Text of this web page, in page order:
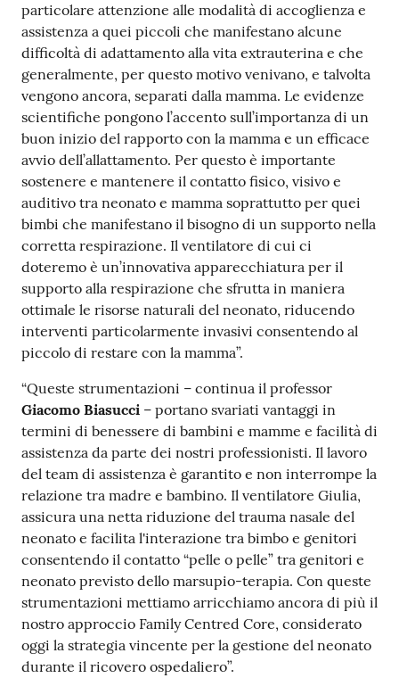
particolare attenzione alle modalità di accoglienza e
assistenza a quei piccoli che manifestano alcune
difficoltà di adattamento alla vita extrauterina e che
generalmente, per questo motivo venivano, e talvolta
vengono ancora, separati dalla mamma. Le evidenze
scientifiche pongono l’accento sull’importanza di un
buon inizio del rapporto con la mamma e un efficace
avvio dell’allattamento. Per questo è importante
sostenere e mantenere il contatto fisico, visivo e
auditivo tra neonato e mamma soprattutto per quei
bimbi che manifestano il bisogno di un supporto nella
corretta respirazione. Il ventilatore di cui ci
doteremo è un’innovativa apparecchiatura per il
supporto alla respirazione che sfrutta in maniera
ottimale le risorse naturali del neonato, riducendo
interventi particolarmente invasivi consentendo al
piccolo di restare con la mamma”.
“Queste strumentazioni – continua il professor
Giacomo Biasucci – portano svariati vantaggi in
termini di benessere di bambini e mamme e facilità di
assistenza da parte dei nostri professionisti. Il lavoro
del team di assistenza è garantito e non interrompe la
relazione tra madre e bambino. Il ventilatore Giulia,
assicura una netta riduzione del trauma nasale del
neonato e facilita l'interazione tra bimbo e genitori
consentendo il contatto “pelle o pelle” tra genitori e
neonato previsto dello marsupio-terapia. Con queste
strumentazioni mettiamo arricchiamo ancora di più il
nostro approccio Family Centred Core, considerato
oggi la strategia vincente per la gestione del neonato
durante il ricovero ospedaliero”.